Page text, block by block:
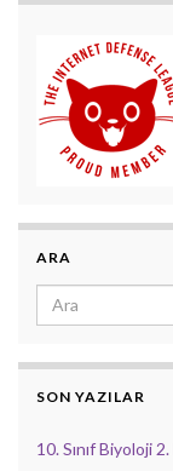
ARA
Search for:
SON YAZILAR
10. Sınıf Biyoloji